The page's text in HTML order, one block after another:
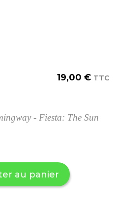
19,00 € TTC
- Fiesta: The Sun
au panier